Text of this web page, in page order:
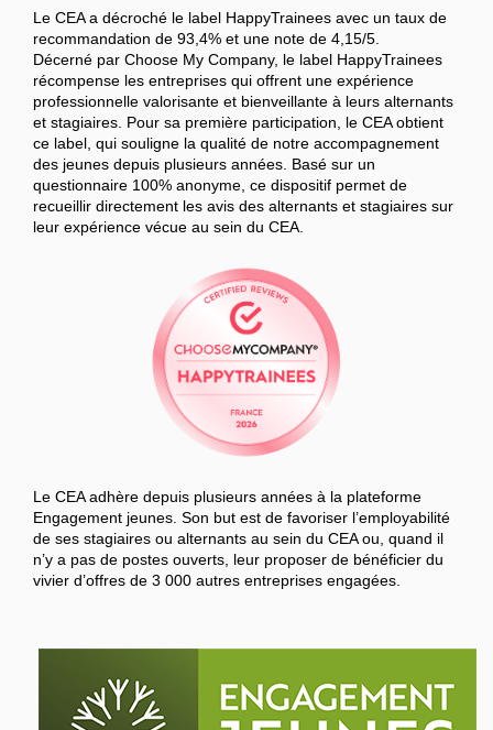
Le CEA a décroché le label HappyTrainees avec un taux de
recommandation de 93,4% et une note de 4,15/5.
Décerné par Choose My Company, le label HappyTrainees
récompense les entreprises qui offrent une expérience
professionnelle valorisante et bienveillante à leurs alternants
et stagiaires. Pour sa première participation, le CEA obtient
ce label, qui souligne la qualité de notre accompagnement
des jeunes depuis plusieurs années. Basé sur un
questionnaire 100% anonyme, ce dispositif permet de
recueillir directement les avis des alternants et stagiaires sur
leur expérience vécue au sein du CEA.
Le CEA adhère depuis plusieurs années à la plateforme
Engagement jeunes. Son but est de favoriser l’employabilité
de ses stagiaires ou alternants au sein du CEA ou, quand il
n’y a pas de postes ouverts, leur proposer de bénéficier du
vivier d’offres de 3 000 autres entreprises engagées.